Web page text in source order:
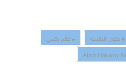
# حلول الرقمنة
# عالم رقمي